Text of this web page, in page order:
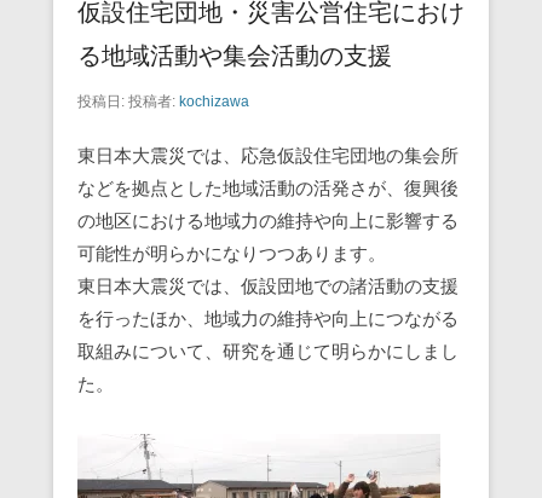
仮設住宅団地・災害公営住宅におけ
る地域活動や集会活動の支援
投稿日: 投稿者: kochizawa
東日本大震災では、応急仮設住宅団地の集会所
などを拠点とした地域活動の活発さが、復興後
の地区における地域力の維持や向上に影響する
可能性が明らかになりつつあります。
東日本大震災では、仮設団地での諸活動の支援
を行ったほか、地域力の維持や向上につながる
取組みについて、研究を通じて明らかにしまし
た。